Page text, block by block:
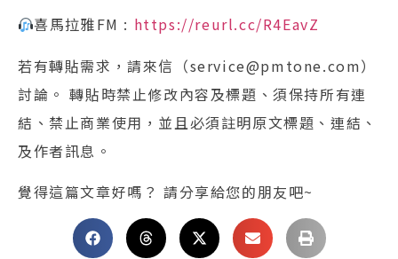
喜馬拉雅FM : https://reurl.cc/R4EavZ
若有轉貼需求，請來信（service@pmtone.com）
討論。 轉貼時禁止修改內容及標題、須保持所有連
結、禁止商業使用，並且必須註明原文標題、連結、
及作者訊息。
覺得這篇文章好嗎？ 請分享給您的朋友吧~